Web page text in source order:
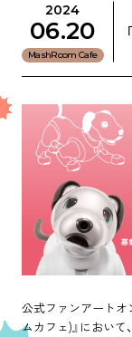
2024
06.20
MashRoom Cafe
公式ファンアートオ
ムカフェ)』において、